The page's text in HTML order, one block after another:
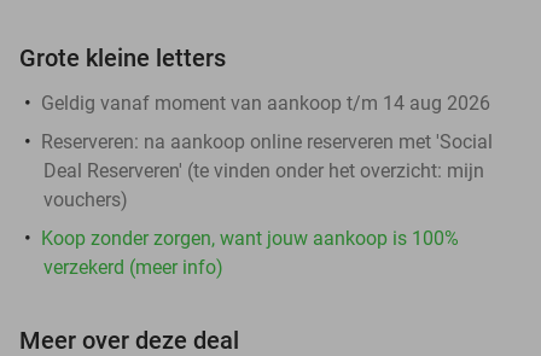
Grote kleine letters
Geldig vanaf moment van aankoop t/m 14 aug 2026
Reserveren: na aankoop online reserveren met 'Social
Deal Reserveren' (te vinden onder het overzicht: mijn
vouchers)
Koop zonder zorgen, want jouw aankoop is 100%
verzekerd (meer info)
Meer over deze deal